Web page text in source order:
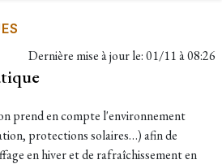
Dernière mise à jour le:01/11 à 08:26
prend en compte l'environnement
protections solaires…) afin de
en hiver et de rafraîchissement en